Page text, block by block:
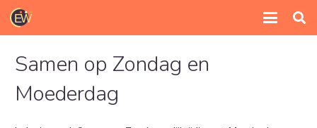
Samen op Zondag en
Moederdag